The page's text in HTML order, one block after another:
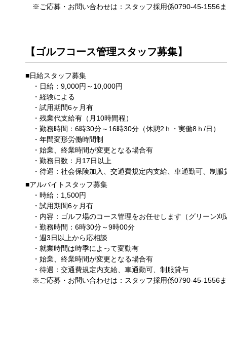
※ご応募・お問い合わせは：スタッフ採用係0790-45-1556
【ゴルフコース管理スタッフ募集】
■日給スタッフ募集
・日給：9,000円～10,000円
・経験による
・試用期間6ヶ月有
・残業代支給有（月10時間程）
・勤務時間：6時30分～16時30分（休憩2ｈ・実働8ｈ/日）
・年間変形労働時間制
・始業、終業時間が変更となる場合有
・勤務日数：月17日以上
・待遇：社会保険加入、交通費規定内支給、車通勤可、制服
■アルバイトスタッフ募集
・時給：1,500円
・試用期間6ヶ月有
・内容：ゴルフ場のコース管理をお任せします（グリーン
・勤務時間：6時30分～9時00分
・週3日以上から応相談
・就業時間は時季によって変動有
・始業、終業時間が変更となる場合有
・待遇：交通費規定内支給、車通勤可、制服貸与
※ご応募・お問い合わせは：スタッフ採用係0790-45-1556